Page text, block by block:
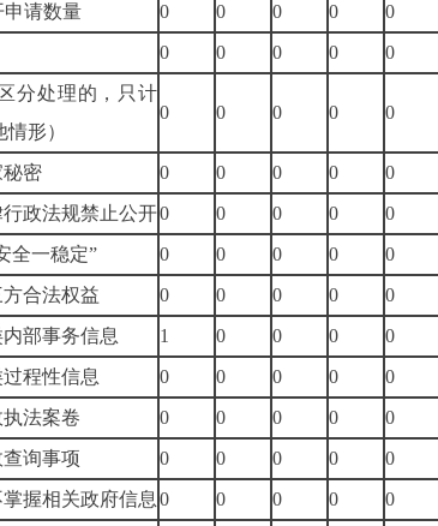
申请数量
0 0 0 0 0
0 0 0 0
0
区分处理的，只计
形）
0 0 0 0 0
秘密 0 0 0 0
0
行政法规禁止公开0 0 0 0
0
全一稳定”
0 0 0 0
0
合法权益
0 0 0 0
0
部事务信息
1 0 0 0
0
程性信息
0 0 0 0
0
法案卷
0 0 0 0
0
询事项
0 0 0 0 0
握相关政府信息 0 0 0 0
0